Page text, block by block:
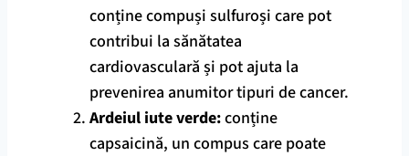
conține compuși sulfuroși care pot
contribui la sănătatea
cardiovasculară și pot ajuta la
prevenirea anumitor tipuri de cancer.
Ardeiul iute verde:conține
capsaicină, un compus care poate